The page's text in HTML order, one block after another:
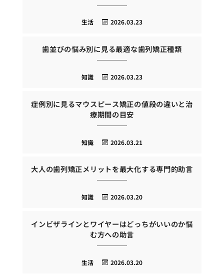
2026.03.23
生活
歯並びの悩み別に見る最適な歯列矯正種類
2026.03.23
知識
症例別に見るマウスピース矯正の値段の違いと治
療期間の目安
2026.03.21
知識
大人の歯列矯正メリットを最大化する専門的助言
2026.03.20
知識
インビザラインとワイヤーはどっちがいいのか悩
む方への助言
2026.03.20
生活